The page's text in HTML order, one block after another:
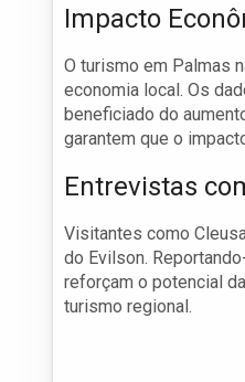
Impacto
O turismo em Palmas
economia local. Os
beneficiado do
garantem que o
Entrevistas
Visitantes como
do Evilson.
reforçam o potencial
turismo regional.